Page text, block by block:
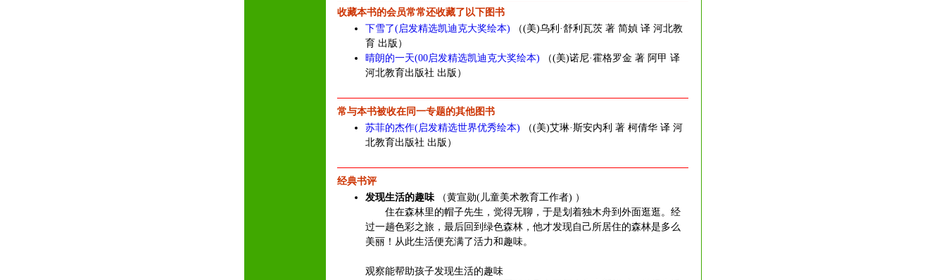
收藏本书的会员常常还收藏了以下图书
下雪了(启发精选凯迪克大奖绘本) （(美)乌利·舒利瓦茨 著 简媜 译 河北教
育 出版）
晴朗的一天(00启发精选凯迪克大奖绘本) （(美)诺尼·霍格罗金 著 阿甲 译
河北教育出版社 出版）
常与本书被收在同一专题的其他图书
苏菲的杰作(启发精选世界优秀绘本) （(美)艾琳·斯安内利 著 柯倩华 译 河
北教育出版社 出版）
经典书评
发现生活的趣味（黄宣勋(儿童美术教育工作者) ）
住在森林里的帽子先生，觉得无聊，于是划着独木舟到外面逛逛。经
过一趟色彩之旅，最后回到绿色森林，他才发现自己所居住的森林是多么
美丽！从此生活便充满了活力和趣味。
观察能帮助孩子发现生活的趣味